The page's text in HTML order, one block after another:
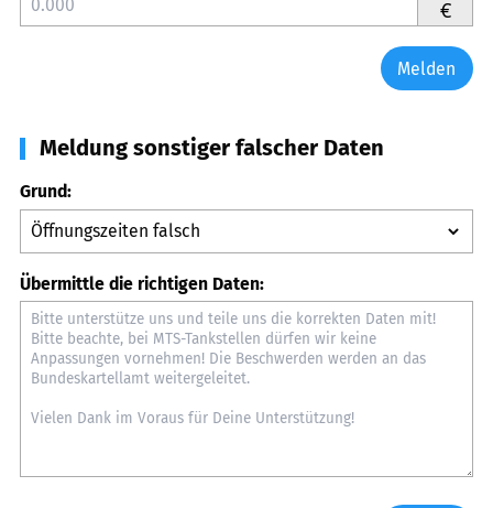
€
Melden
Meldung sonstiger falscher Daten
Grund:
Übermittle die richtigen Daten: